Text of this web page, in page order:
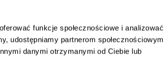
funkcje społecznościowe i analizować
udostępniamy partnerom
danymi otrzymanymi od Ciebie lub